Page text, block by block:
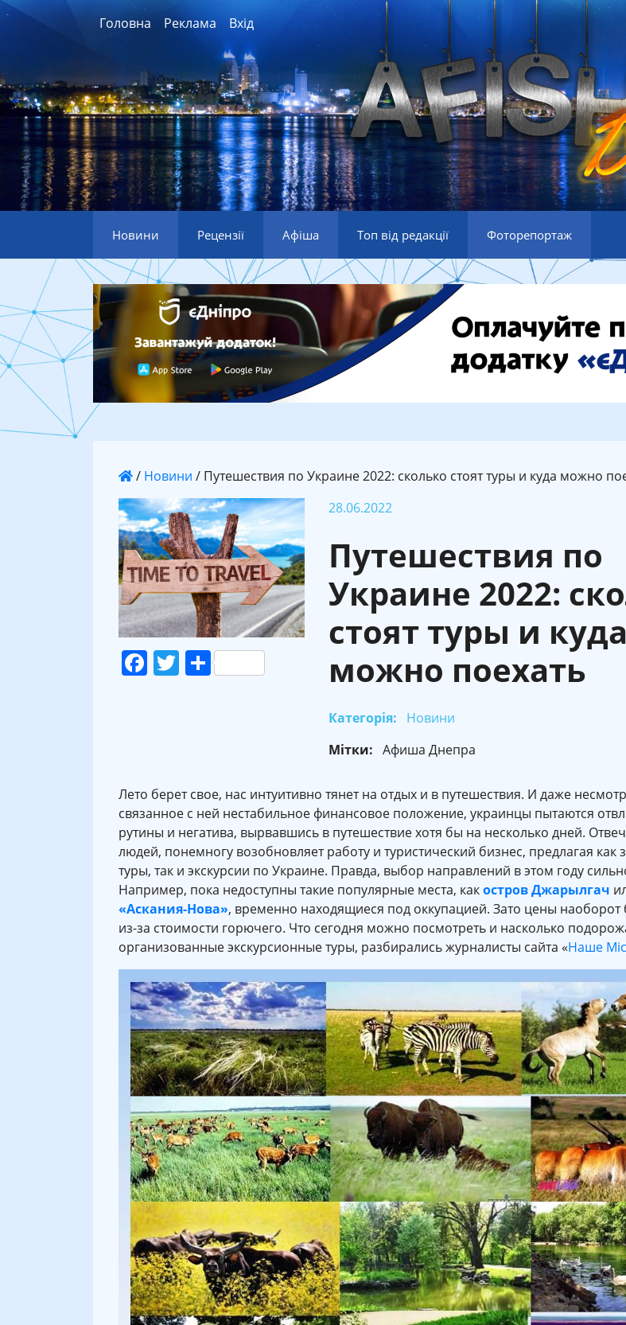
Головна Реклама Вхід
Новини Рецензії Афіша Топ від редакції Фоторепортаж
/ Новини / Путешествия по Украине 2022: сколько стоят туры и куда можно
Facebook
Twitter
Поділитися
28.06.2022
Путешествия по
Украине 2022:
стоят туры и куда
можно поехать
Категорія:
Новини
Мітки: Афиша Днепра
Лето берет свое, нас интуитивно тянет на отдых и в путешествия. И даже
связанное с ней нестабильное финансовое положение, украинцы пытаются
рутины и негатива, вырвавшись в путешествие хотя бы на несколько дней.
людей, понемногу возобновляет работу и туристический бизнес, предлагая как
туры, так и экскурсии по Украине. Правда, выбор направлений в этом году
Например, пока недоступны такие популярные места, какостров Джарылгач
«Аскания-Нова», временно находящиеся под оккупацией. Зато цены
из-за стоимости горючего. Что сегодня можно посмотреть и насколько
организованные экскурсионные туры, разбирались журналисты сайта «Наше